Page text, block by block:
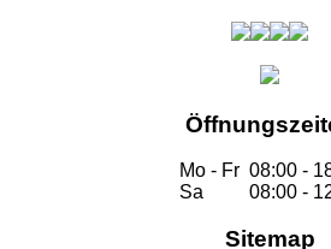
Mo - Fr 08:00 -
Sa
08:00 -
Sitemap